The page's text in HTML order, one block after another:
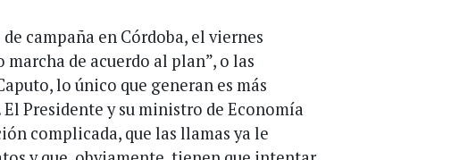
campaña en Córdoba, el viernes
marcha de acuerdo al plan”, o las
lo único que generan es más
Presidente y su ministro de Economía
complicada, que las llamas ya le